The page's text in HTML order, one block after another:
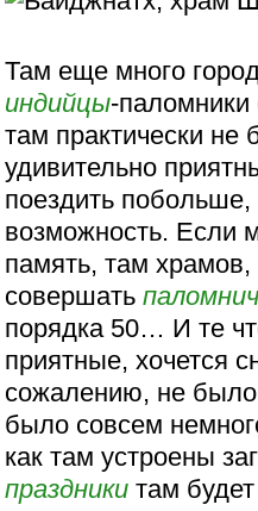
Там еще много
индийцы-паломники
там практически
удивительно
поездить побольше,
возможность. Если
память, там
совершать
порядка 50… И те
приятные, хочется
сожалению, не
было совсем
как там устроены
праздники там